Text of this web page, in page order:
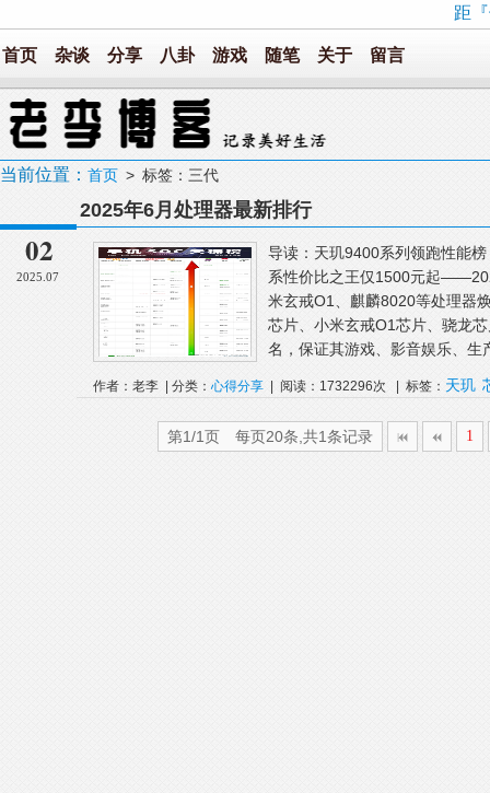
距
首页 杂谈 分享 八卦 游戏 随笔 关于 留言
当前位置： 首页 > 标签：三代
02
2025.07
2025年6月处理器最新排行
导读：天玑9400系列领跑性能
系性价比之王仅1500元起
米玄戒O1、麒麟8020等处理器
芯片、小米玄戒O1芯片、骁龙
名，保证其游戏、影音娱乐、生
作者：老李 | 分类： 心得分享 | 阅读：1732296次 | 标签： 天玑
第1/1页 每页20条,共1条记录 1